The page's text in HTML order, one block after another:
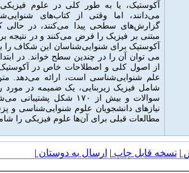
آکوستیک، یا به طور کلی در علوم فیزیکی
می‌دانند، اما وقتی از کتاب‌های
گزارش‌های سطحی پیدا می‌کنند، در حالی
مبتنی بر فیزیک را فرض می‌کنند و در نتیجه
آکوستیک برای شنوایی‌شناسان این شکاف را
می توان آن را در چندین سطح خواند. در
از اصول کلی و اصطلاحات خاص در
علم شنوایی‌شناسی است، ارائه می‌دهد.
شامل فیزیک زیربنایی، یک ضمیمه در مورد
سوالات و بیش از
۱۷۰ شکل پشتیبانی
نیازهای دانشجویان علوم شنوایی‌شناسی
مطالعات قبلی برای آن‌ها علوم فیزیکی را
| نسخه قابل چاپ | ارسال به دوستان |